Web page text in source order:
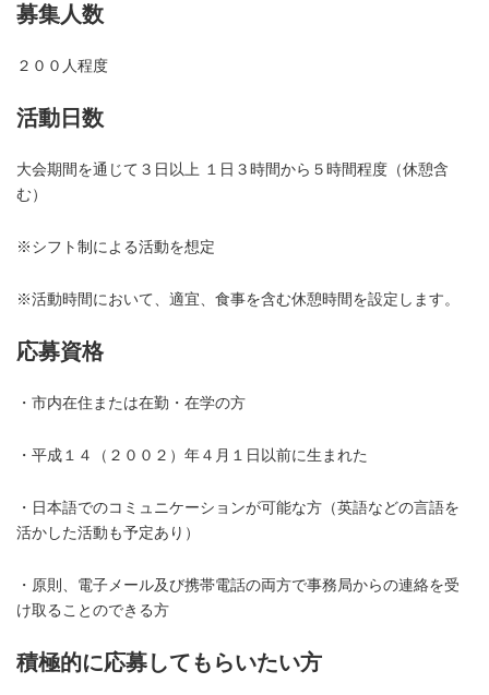
募集人数
２００人程度
活動日数
大会期間を通じて３日以上 １日３時間から５時間程度（休憩含
む）
※シフト制による活動を想定
※活動時間において、適宜、食事を含む休憩時間を設定します。
応募資格
・市内在住または在勤・在学の方
・平成１４（２００２）年４月１日以前に生まれた
・日本語でのコミュニケーションが可能な方（英語などの言語を
活かした活動も予定あり）
・原則、電子メール及び携帯電話の両方で事務局からの連絡を受
け取ることのできる方
積極的に応募してもらいたい方